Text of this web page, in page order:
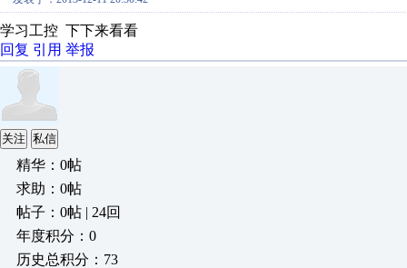
学习工控 下下来看看
回复 引用 举报
关注 私信
精华：0帖
求助：0帖
帖子：0帖 | 24回
年度积分：0
历史总积分：73